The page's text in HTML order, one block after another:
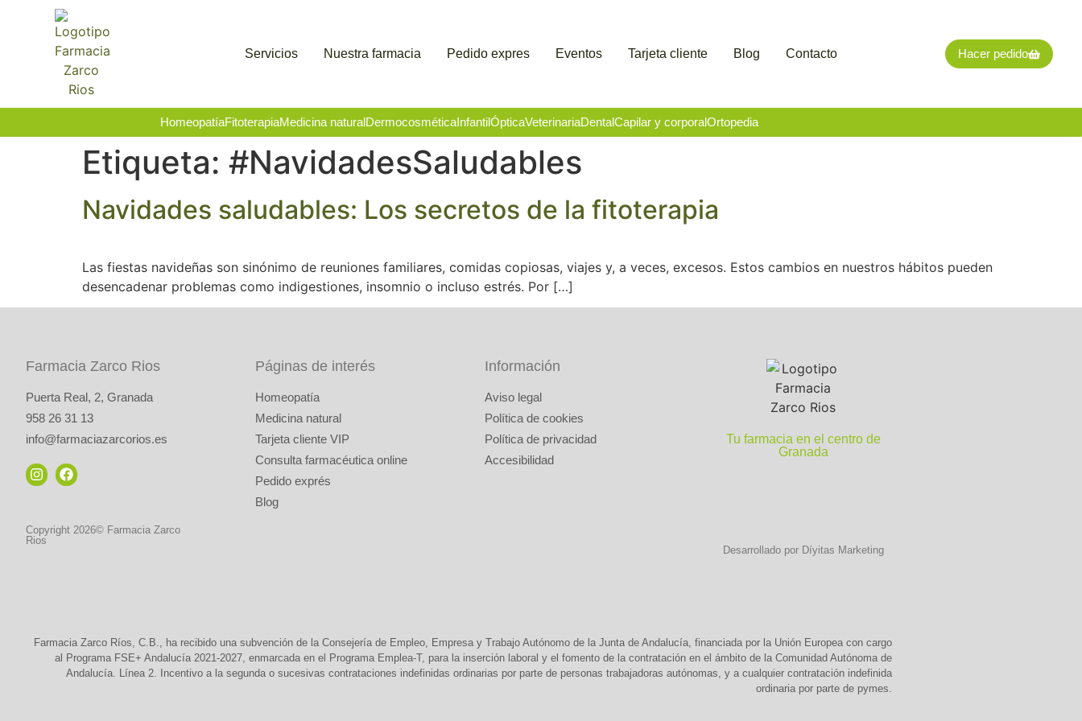
Servicios Nuestra farmacia Pedido expres Eventos Tarjeta cliente Blog Contacto Hacer pedido
HomeopatíaFitoterapiaMedicina naturalDermocosméticaInfantilÓpticaVeterinariaDentalCapilar y corporalOrtopedia
Etiqueta: #NavidadesSaludables
Navidades saludables: Los secretos de la fitoterapia
Las fiestas navideñas son sinónimo de reuniones familiares, comidas copiosas, viajes y, a veces, excesos. Estos cambios en nuestros hábitos pueden
desencadenar problemas como indigestiones, insomnio o incluso estrés. Por […]
Farmacia Zarco Rios
Puerta Real, 2, Granada
958 26 31 13
info@farmaciazarcorios.es
Copyright 2026© Farmacia Zarco
Rios
Páginas de interés
Homeopatía
Medicina natural
Tarjeta cliente VIP
Consulta farmacéutica online
Pedido exprés
Blog
Información
Aviso legal
Política de cookies
Política de privacidad
Accesibilidad
Tu farmacia en el centro de
Granada
Desarrollado por Díyitas Marketing
Farmacia Zarco Ríos, C.B., ha recibido una subvención de la Consejería de Empleo, Empresa y Trabajo Autónomo de la Junta de Andalucía, financiada por la Unión Europea con cargo
al Programa FSE+ Andalucía 2021-2027, enmarcada en el Programa Emplea-T, para la inserción laboral y el fomento de la contratación en el ámbito de la Comunidad Autónoma de
Andalucía. Línea 2. Incentivo a la segunda o sucesivas contrataciones indefinidas ordinarias por parte de personas trabajadoras autónomas, y a cualquier contratación indefinida
ordinaria por parte de pymes.